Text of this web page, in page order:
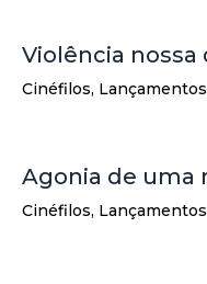
Violência nossa
Cinéfilos, Lançamentos
Agonia de uma
Cinéfilos, Lançamentos